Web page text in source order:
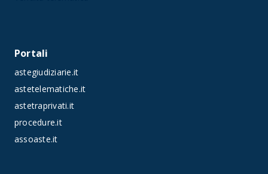
Portali
astegiudiziarie.it
astetelematiche.it
astetraprivati.it
procedure.it
assoaste.it